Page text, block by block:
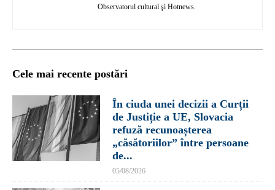
Observatorul cultural şi Hotnews.
Cele mai recente postări
În ciuda unei decizii a Curții
de Justiție a UE, Slovacia
refuză recunoașterea
„căsătoriilor” între persoane
de...
05/08/2026